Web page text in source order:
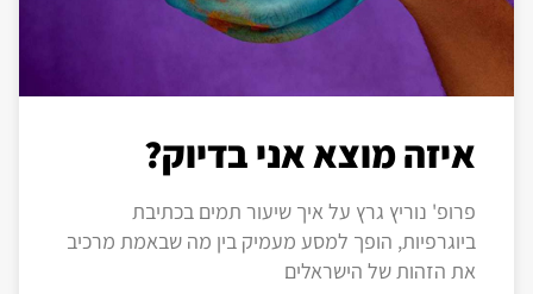
איזה מוצא אני בדיוק?
פרופ' נוריץ גרץ על איך שיעור תמים בכתיבת
ביוגרפיות, הופך למסע מעמיק בין מה שבאמת מרכיב
את הזהות של הישראלים